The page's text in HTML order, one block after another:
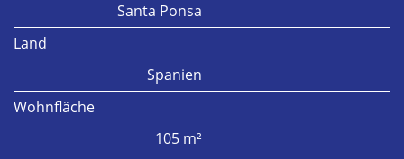
Santa Ponsa
Land
Spanien
Wohnfläche
105 m²